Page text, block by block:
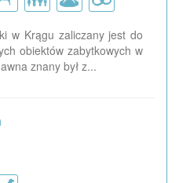
w Krągu zaliczany jest do
obiektów zabytkowych w
znany był z...